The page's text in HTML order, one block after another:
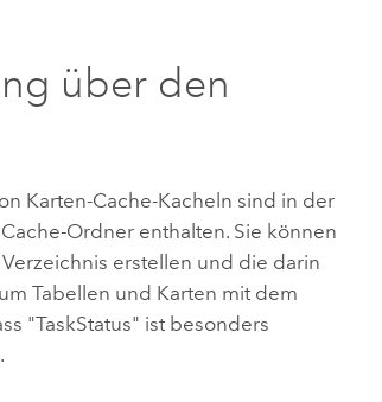
über den
Karten-Cache-Kacheln sind in der
Ordner enthalten. Sie können
erstellen und die darin
Tabellen und Karten mit dem
"TaskStatus" ist besonders